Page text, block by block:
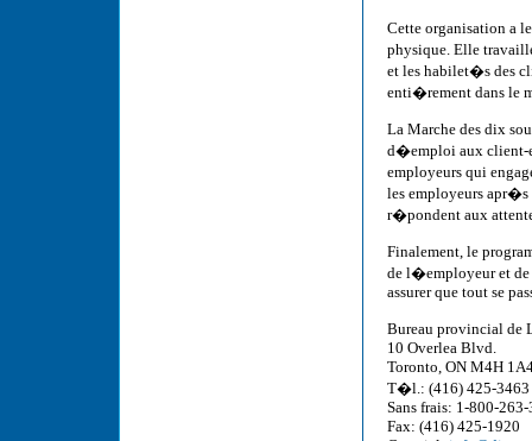
Cette organisation a
physique. Elle
et les habilet�s des
enti�rement dans le
La Marche des dix
d�emploi aux client-
employeurs qui
les employeurs
r�pondent aux
Finalement, le
de l�employeur et
assurer que tout se
Bureau provincial de
10 Overlea Blvd.
Toronto, ON M4H
T�l.: (416) 425-3463
Sans frais: 1-800-
Fax: (416) 425-1920